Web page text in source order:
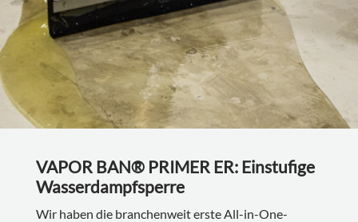
VAPOR BAN® PRIMER ER: Einstufige
Wasserdampfsperre
Wir haben die branchenweit erste All-in-One-